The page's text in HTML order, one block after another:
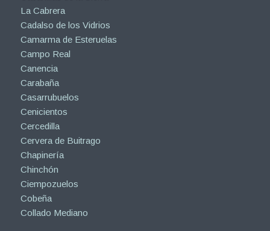
La Cabrera
Cadalso de los Vidrios
Camarma de Esteruelas
Campo Real
Canencia
Carabaña
Casarrubuelos
Cenicientos
Cercedilla
Cervera de Buitrago
Chapinería
Chinchón
Ciempozuelos
Cobeña
Collado Mediano